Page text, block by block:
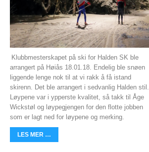
Junior-VM
NM-historikk
Hovedløps-historikk
WMOC2003
Jubileumskalender
Grottaprisen
Kynningsrud og Aktivum stipend
INTERN KOMMUNIKASJON
Klubbmesterskapet på ski for Halden SK ble
arrangert på Høiås 18.01.18. Endelig ble snøen
liggende lenge nok til at vi rakk å få istand
skirenn. Det ble arrangert i sedvanlig Halden stil.
Løypene var i ypperste kvalitet, så takk til Åge
Wickstøl og løypegjengen for den flotte jobben
som er lagt ned for løypene og merking.
LES MER …